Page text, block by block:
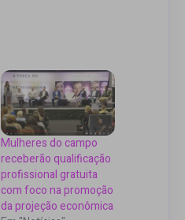
Mulheres do campo
receberão qualificação
profissional gratuita
com foco na promoção
da projeção econômica